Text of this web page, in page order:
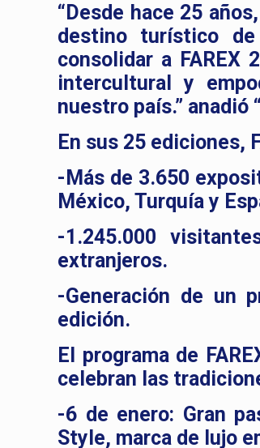
“Desde hace 25
destino turístico
consolidar a FAREX
intercultural y
nuestro país.” anadió
En sus 25 ediciones,
-Más de 3.650
México, Turquía y
-1.245.000
extranjeros.
-Generación de un
edición.
El programa de
celebran las
-6 de enero: Gran
Style, marca de lujo